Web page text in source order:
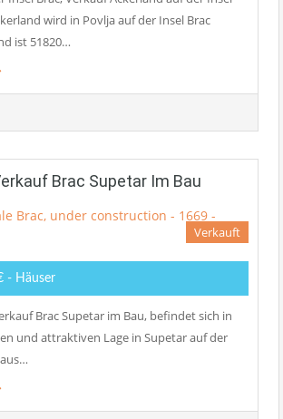
wird in Povlja auf der Insel Brac
ist 51820…
Brac Supetar Im Bau
Verkauft
- Häuser
Brac Supetar im Bau, befindet sich in
und attraktiven Lage in Supetar auf der